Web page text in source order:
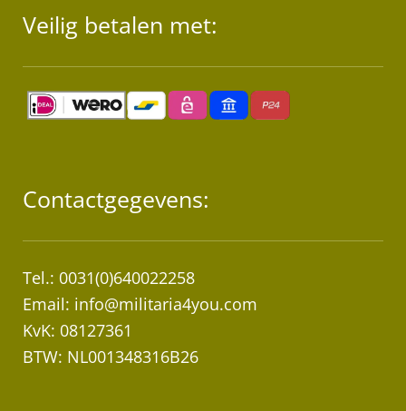
Veilig betalen met:
Contactgegevens:
Tel.: 0031(0)640022258
Email: info@militaria4you.com
KvK: 08127361
BTW: NL001348316B26